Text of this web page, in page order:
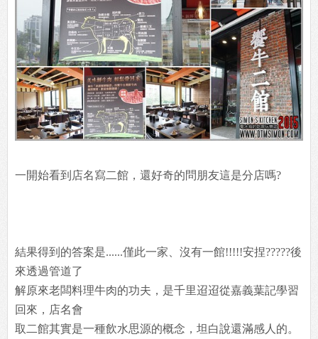
一開始看到店名寫二館，還好奇的問朋友這是分店嗎?
結果得到的答案是......僅此一家、沒有一館!!!!!安捏?????後
來透過管道了
解原來老闆料理牛肉的功夫，是千里迢迢從嘉義葉記學習
回來，店名會
取二館其實是一種飲水思源的概念，坦白說還滿感人的。